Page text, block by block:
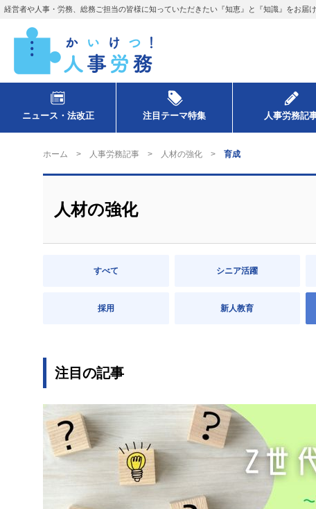
経営者や人事・労務、総務ご担当の皆様に知っていただきたい『知恵』と『知識』をお届
ニュース・法改正 注目テーマ特集 人事労務記
ホーム 人事労務記事 人材の強化 育成
人材の強化
すべて シニア活躍
採用 新人教育
注目の記事